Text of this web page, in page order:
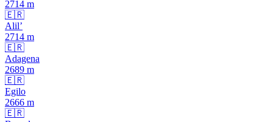
2714 m
🇪🇷
Alil’
2714 m
🇪🇷
Adagena
2689 m
🇪🇷
Egilo
2666 m
🇪🇷